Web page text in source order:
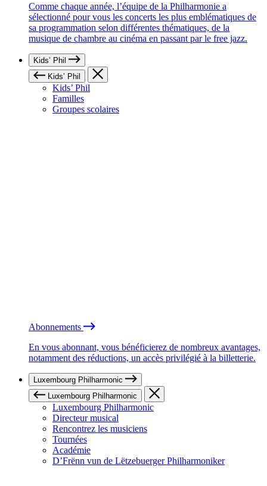
Comme chaque année, l’équipe de la Philharmonie a
sélectionné pour vous les concerts les plus emblématiques de
sa programmation selon différentes thématiques, de la
musique de chambre au cinéma en passant par le free jazz.
Kids’ Phil
Kids’ Phil
Kids’ Phil
Familles
Groupes scolaires
Abonnements
En vous abonnant, vous bénéficierez de nombreux avantages,
notamment des réductions, un accès privilégié à la billetterie.
Luxembourg Philharmonic
Luxembourg Philharmonic
Luxembourg Philharmonic
Directeur musical
Rencontrez les musiciens
Tournées
Académie
D’Frënn vun de Lëtzebuerger Philharmoniker